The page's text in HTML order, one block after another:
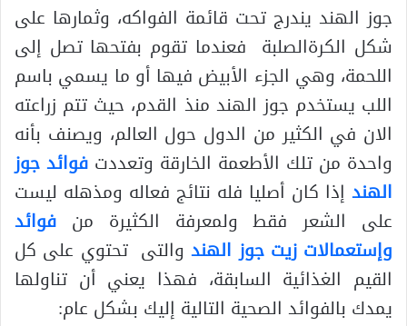
جوز الهند يندرج تحت قائمة الفواكه، وثمارها على
شكل الكرةالصلبة فعندما تقوم بفتحها تصل إلى
اللحمة، وهي الجزء الأبيض فيها أو ما يسمي باسم
اللب يستخدم جوز الهند منذ القدم، حيث تتم زراعته
الان في الكثير من الدول حول العالم، ويصنف بأنه
واحدة من تلك الأطعمة الخارقة وتعددت فوائد جوز
الهند إذا كان أصليا فله نتائج فعاله ومذهله ليست
على الشعر فقط ولمعرفة الكثيرة من فوائد
وإستعمالات زيت جوز الهندوالتى تحتوي على كل
القيم الغذائية السابقة، فهذا يعني أن تناولها
يمدك بالفوائد الصحية التالية إليك بشكل عام: